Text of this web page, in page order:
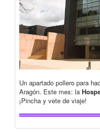
Un apartado pollero para
Aragón. Este mes: la
¡Pincha y vete de viaje!